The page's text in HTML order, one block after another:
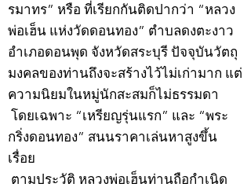
รมาทร” หรือ ที่เรียกกันติดปากว่า “หลวง
พ่อเฮ็น แห่งวัดดอนทอง” ตำบลดงตะงาว
อำเภอดอนพุด จังหวัดสระบุรี ปัจจุบันวัตถุ
มงคลของท่านถึงจะสร้างไว้ไม่เก่ามาก แต่
ความนิยมในหมู่นักสะสมก็ไม่ธรรมดา
โดยเฉพาะ “เหรียญรุ่นแรก” และ “พระ
กริ่งดอนทอง” สนนราคาเล่นหาสูงขึ้น
เรื่อย
ตามประวัติ หลวงพ่อเฮ็นท่านถือกำเนิด